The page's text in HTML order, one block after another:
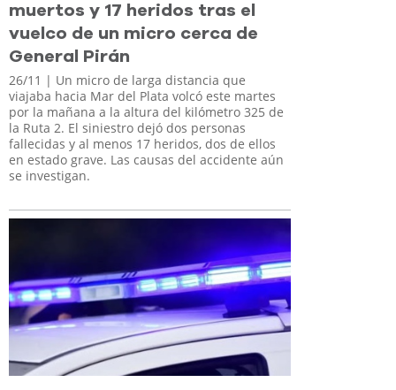
muertos y 17 heridos tras el
vuelco de un micro cerca de
General Pirán
26/11 | Un micro de larga distancia que
viajaba hacia Mar del Plata volcó este martes
por la mañana a la altura del kilómetro 325 de
la Ruta 2. El siniestro dejó dos personas
fallecidas y al menos 17 heridos, dos de ellos
en estado grave. Las causas del accidente aún
se investigan.